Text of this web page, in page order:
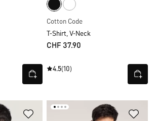
Cotton Code
T-Shirt, V-Neck
CHF 37.90
4.5(10)